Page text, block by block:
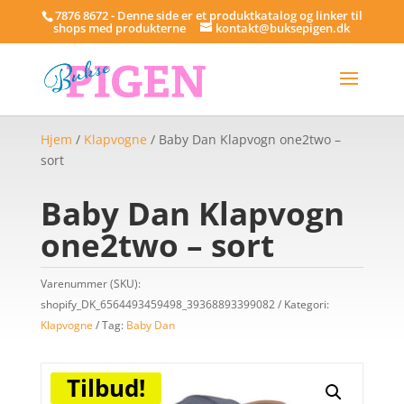
7876 8672 - Denne side er et produktkatalog og linker til
shops med produkterne kontakt@buksepigen.dk
Hjem / Klapvogne / Baby Dan Klapvogn one2two –
sort
Baby Dan Klapvogn
one2two – sort
Varenummer (SKU):
shopify_DK_6564493459498_39368893399082
Kategori:
Klapvogne
Tag: Baby Dan
Tilbud!